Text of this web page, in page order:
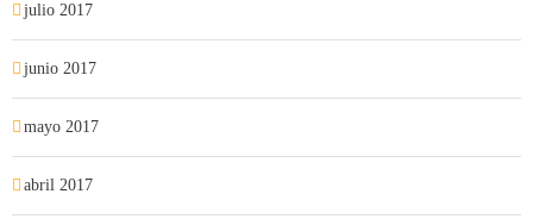
julio 2017
junio 2017
mayo 2017
abril 2017